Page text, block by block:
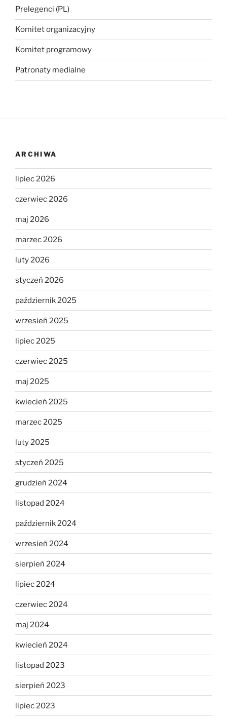
Prelegenci (PL)
Komitet organizacyjny
Komitet programowy
Patronaty medialne
ARCHIWA
lipiec 2026
czerwiec 2026
maj 2026
marzec 2026
luty 2026
styczeń 2026
październik 2025
wrzesień 2025
lipiec 2025
czerwiec 2025
maj 2025
kwiecień 2025
marzec 2025
luty 2025
styczeń 2025
grudzień 2024
listopad 2024
październik 2024
wrzesień 2024
sierpień 2024
lipiec 2024
czerwiec 2024
maj 2024
kwiecień 2024
listopad 2023
sierpień 2023
lipiec 2023